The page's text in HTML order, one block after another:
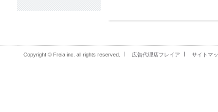
Copyright © Freia inc. all rights reserved. 広告代理店フレイア サイトマ